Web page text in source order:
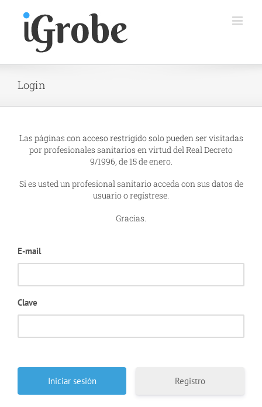
contenido
Login
Las páginas con acceso restrigido solo pueden ser visitadas
por profesionales sanitarios en virtud del Real Decreto
9/1996, de 15 de enero.
Si es usted un profesional sanitario acceda con sus datos de
usuario o regístrese.
Gracias.
E-mail
Clave
Registro